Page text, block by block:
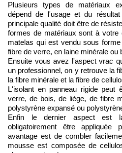
Plusieurs types de matériaux existent pour l'isolation, tout
dépend de l'usage et du
principale qualité doit être de
formes de matériaux sont à votre
matelas qui est vendu sous
fibre de verre, en laine minérale ou
Ensuite vous avez l'aspect vrac
un professionnel, on y retrouve la
la fibre minérale et la fibre de
L'isolant en panneau rigide
verre, de bois, de liège, de fibre
polystyrène expansé ou
Enfin le dernier aspect est
obligatoirement être appliquée
avantage est de combler
mousse est composée de